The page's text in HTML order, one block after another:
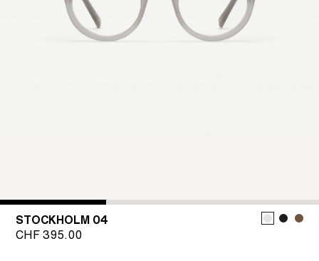
STOCKHOLM 04
CHF395.00